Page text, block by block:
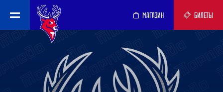
МАГАЗИН БИЛЕТЫ